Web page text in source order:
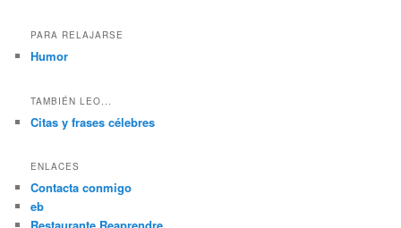
PARA RELAJARSE
Humor
TAMBIÉN LEO...
Citas y frases célebres
ENLACES
Contacta conmigo
eb